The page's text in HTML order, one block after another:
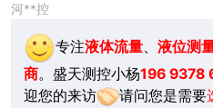
河**控
专注液体流量、 液位测
商。盛天测控小杨196 9378
迎您的来访
请问您是需要